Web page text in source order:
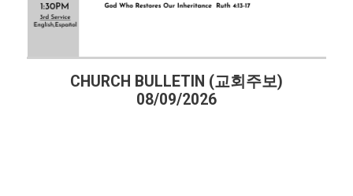
CHURCH BULLETIN (교회주보)
08/09/2026